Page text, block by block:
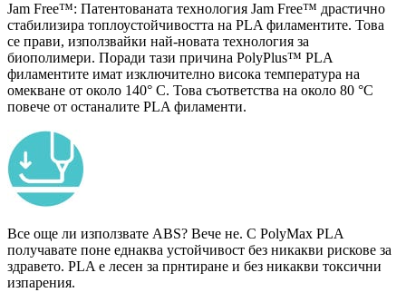
Jam Free™: Патентованата технология Jam Free™ драстично
стабилизира топлоустойчивостта на PLA филаментите. Това
се прави, използвайки най-новата технология за
биополимери. Поради тази причина PolyPlus™ PLA
филаментите имат изключително висока температура на
омекване от около 140° С. Това съответства на около 80 °C
повече от останалите PLA филаменти.
Все още ли използвате ABS? Вече не. С PolyMax PLA
получавате поне еднаква устойчивост без никакви рискове за
здравето. PLA е лесен за прнтиране и без никакви токсични
изпарения.